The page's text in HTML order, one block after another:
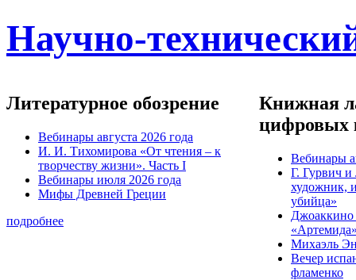
Научно-
Литературное обозрение
Вебинары августа 2026 года
И. И. Тихомирова «От чтения – к
творчеству жизни». Часть I
Вебинары июля 2026 года
Мифы Древней Греции
подробнее
Книжная
цифровых
Вебинары
Г. Гурвич
художник,
убийца»
Михаэль
Вечер
фламенко